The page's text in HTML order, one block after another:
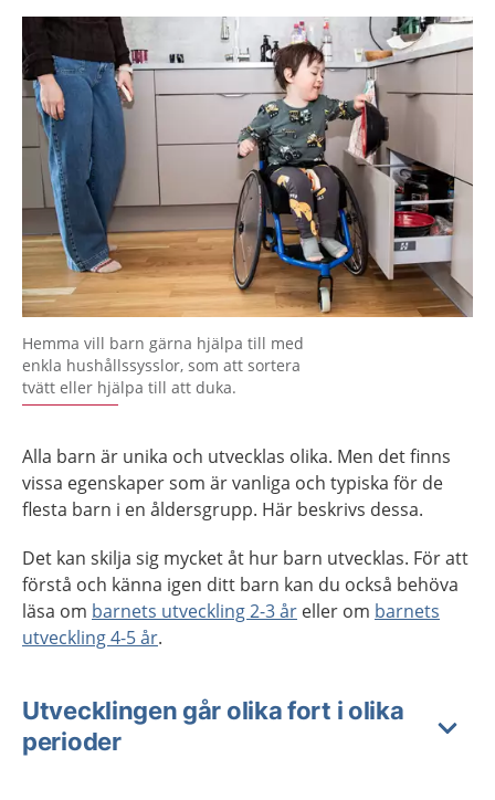
Hemma vill barn gärna hjälpa till med
enkla hushållssysslor, som att sortera
tvätt eller hjälpa till att duka.
Alla barn är unika och utvecklas olika. Men det finns
vissa egenskaper som är vanliga och typiska för de
flesta barn i en åldersgrupp. Här beskrivs dessa.
Det kan skilja sig mycket åt hur barn utvecklas. För att
förstå och känna igen ditt barn kan du också behöva
läsa om barnets utveckling 2-3 år eller om barnets
utveckling 4-5 år.
Utvecklingen går olika fort i olika
perioder